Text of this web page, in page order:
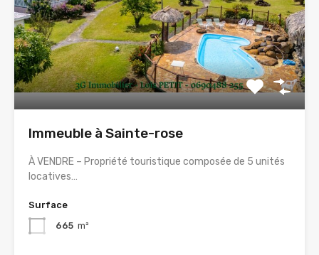
Immeuble à Sainte-rose
À VENDRE – Propriété touristique composée de 5 unités
locatives…
Surface
665 m²